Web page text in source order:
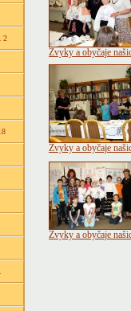
2
Zvyky a obyčaje
Zvyky a obyčaje
Zvyky a obyčaje